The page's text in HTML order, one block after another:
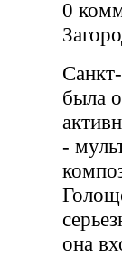
0
была
-
она